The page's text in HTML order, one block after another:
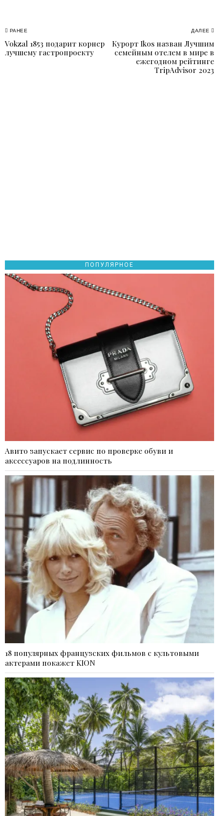
Навигация
по
РАНЕЕ
Previous
post:
Vokzal 1853 подарит корнер
лучшему гастропроекту
ДАЛЕЕ
Курорт Ikos назван Лучшим
семейным отелем в мире в
ежегодном рейтинге
TripAdvisor 2023
ПОПУЛЯРНОЕ
Авито запускает сервис по проверке обуви и
аксессуаров на подлинность
18 популярных французских фильмов с культовыми
актерами покажет KION